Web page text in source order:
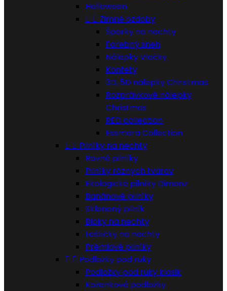
Halloween
  Zimné ozdoby
Šperky na nechty
Farebný sneh
Nálepky Vločky
Konfety
3D, 5D nálepky Christmas
Rozprávkové nálepky
Christmas
RED collection
Essmara Collection
  Pilníky na nechty
Rovné pilníky
Pilníky rôznych tvarov
Ekologické pilníky Dimenz
Banánové pilníky
Sklenený pilník
Bloky na nechty
Leštičky na nechty
Prémiové pilníky
  Podložky pod ruky
Podložky pod ruky klasik
Koženkové podložky